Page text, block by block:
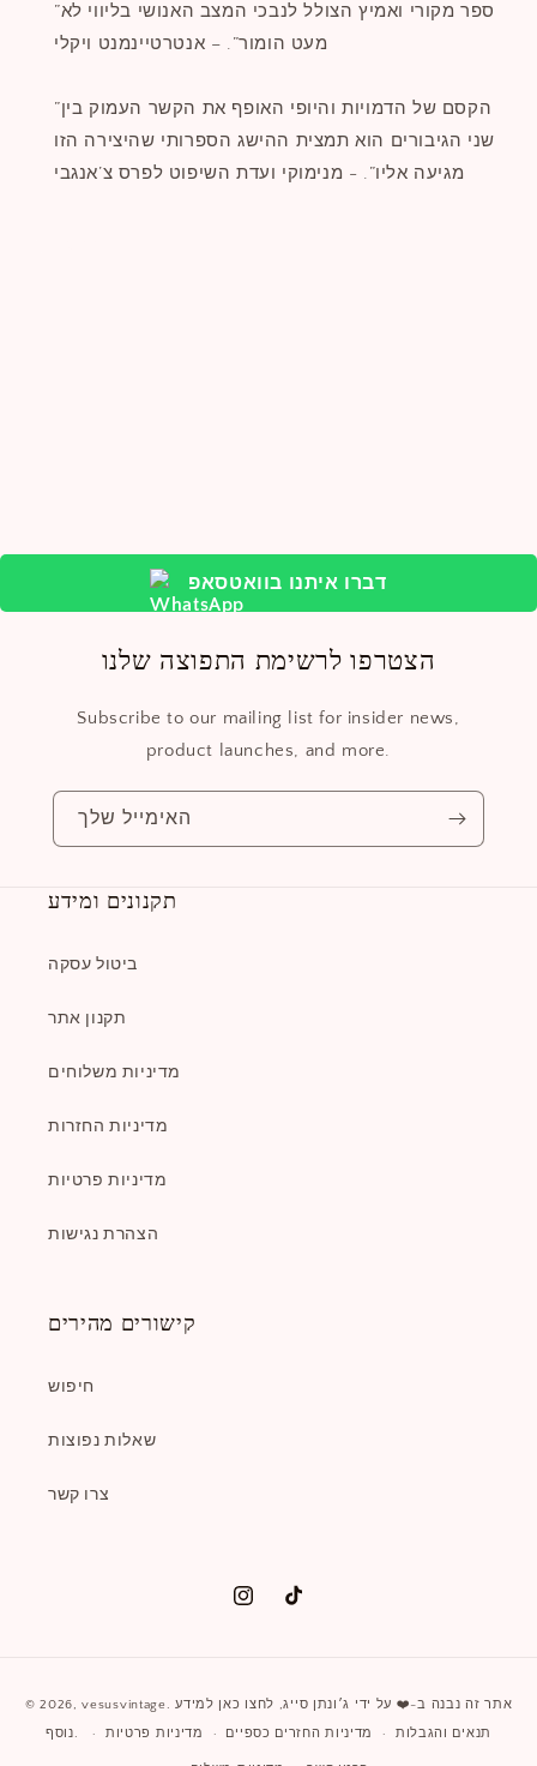
”ספר מקורי ואמיץ הצולל לנבכי המצב האנושי בליווי לא
מעט הומור”. – אנטרטיינמנט ויקלי
”הקסם של הדמויות והיופי האופף את הקשר העמוק בין
שני הגיבורים הוא תמצית ההישג הספרותי שהיצירה הזו
מגיעה אליו”. - מנימוקי ועדת השיפוט לפרס צ’אנגבי
דברו איתנו בוואטסאפ
הצטרפו לרשימת התפוצה שלנו
Subscribe to our mailing list for insider news,
product launches, and more.
האימייל שלך
תקנונים ומידע
ביטול עסקה
תקנון אתר
מדיניות משלוחים
מדיניות החזרות
מדיניות פרטיות
הצהרת נגישות
קישורים מהירים
חיפוש
שאלות נפוצות
צרו קשר
אינסטגרם
טיק
תשלום
© 2026,vesusvintage . אתר זה נבנה ב-❤️ על ידי ג׳ונתן סייג, לחצו כאן למידע
נוסף.
מדיניות פרטיות מדיניות החזרים כספיים תנאים והגבלות